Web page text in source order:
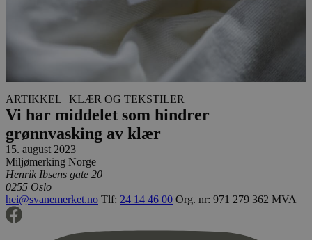
ARTIKKEL | KLÆR OG TEKSTILER
Vi har middelet som hindrer
grønnvasking av klær
15. august 2023
Miljømerking Norge
Henrik Ibsens gate 20
0255 Oslo
hei@svanemerket.no Tlf: 24 14 46 00 Org. nr: 971 279 362 MVA